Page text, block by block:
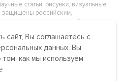
статьи, рисунки, визуальные
российским,
законодательством об авторском
разрешения АНО «Центр
правовых исследований» или
Пожалуйста, свяжитесь с
сайт, Вы соглашаетесь с
данных. Вы
как мы используем